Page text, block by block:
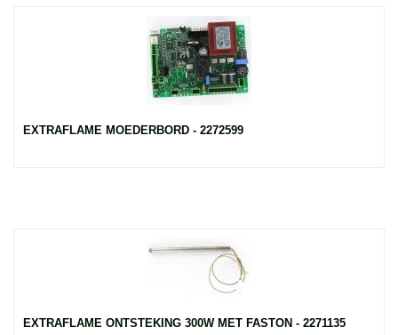
EXTRAFLAME MOEDERBORD - 2272599
EXTRAFLAME ONTSTEKING 300W MET FASTON - 2271135